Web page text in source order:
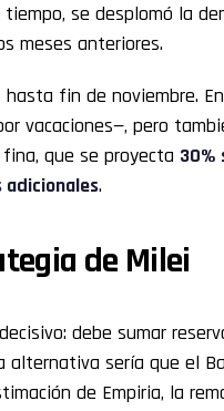
se desplomó la
meses anteriores.
fin de noviembre.
vacaciones—, pero
que se proyecta 30%
adicionales.
de Milei
debe sumar
alternativa sería que el
de Empiria, la